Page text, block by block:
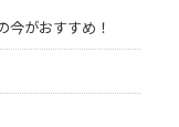
今がおすすめ！